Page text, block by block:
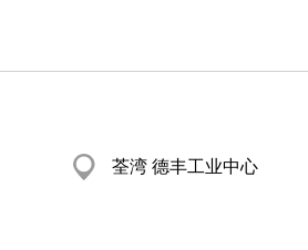
荃湾 德丰工业中心